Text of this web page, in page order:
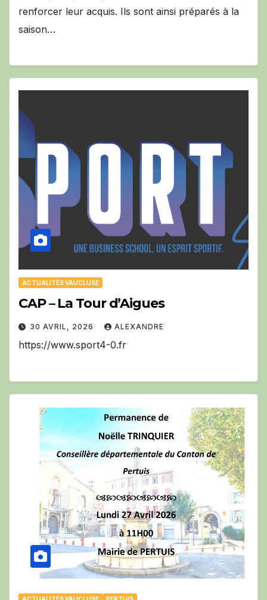
renforcer leur acquis. Ils sont ainsi préparés à la
saison…
ACTUALITÉS VAUCLUSE
CAP – La Tour d’Aigues
30 AVRIL, 2026 ALEXANDRE
https://www.sport4-0.fr
ACTUALITÉS VAUCLUSE PERTUIS